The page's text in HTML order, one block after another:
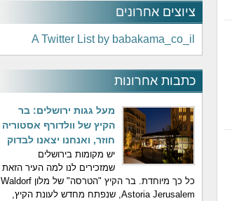
ציוצים אחרונים
A Twitter List by babakama_co_il
כתבות אחרונות
מעל גגות ירושלים: בר
הקיץ של וולדורף אסטוריה
חוזר, ואנחנו יצאנו לבדוק
יש מקומות בירושלים
שמזכירים לנו למה העיר הזאת
כל כך מיוחדת. בר הקיץ "הטרסה" של מלון Waldorf
Astoria Jerusalem, שנפתח מחדש לעונת הקיץ,